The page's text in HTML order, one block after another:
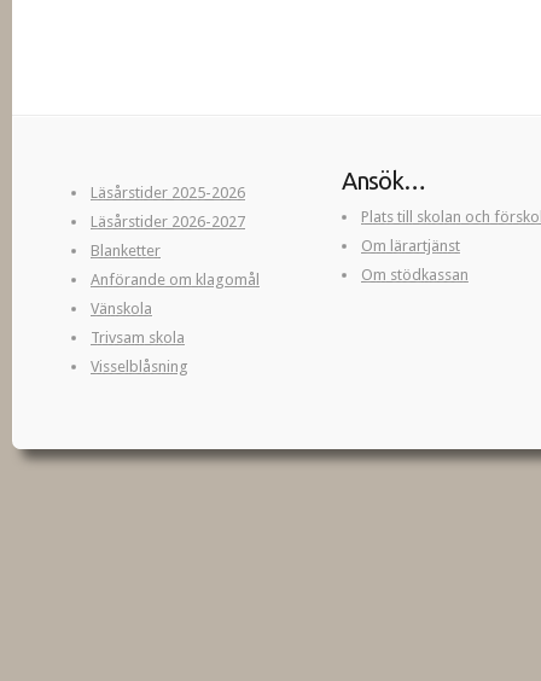
Läsårstider 2025-2026
Läsårstider 2026-2027
Blanketter
Anförande om klagomål
Vänskola
Trivsam skola
Visselblåsning
Ansök…
Plats till skolan och
Om lärartjänst
Om stödkassan